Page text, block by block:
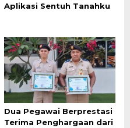
Aplikasi Sentuh Tanahku
Dua Pegawai Berprestasi
Terima Penghargaan dari